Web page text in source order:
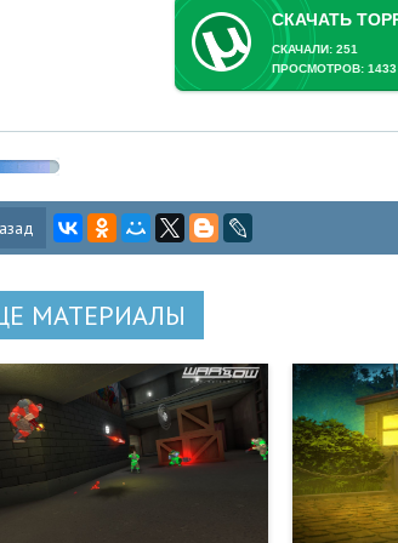
СКАЧАЛИ: 251
ПРОСМОТРОВ: 1433
МАТЕРИАЛЫ